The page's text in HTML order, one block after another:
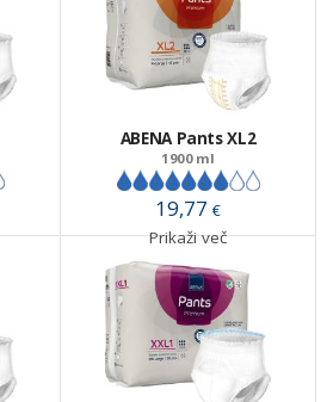
ABENA Pants XL2
1900 ml
19,77 €
Prikaži več